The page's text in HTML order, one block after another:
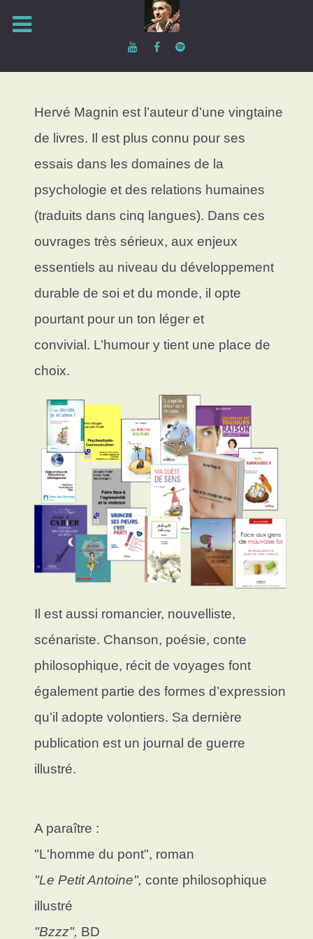
Hervé Magnin est l’auteur d’une vingtaine
de livres. Il est plus connu pour ses
essais dans les domaines de la
psychologie et des relations humaines
(traduits dans cinq langues). Dans ces
ouvrages très sérieux, aux enjeux
essentiels au niveau du développement
durable de soi et du monde, il opte
pourtant pour un ton léger et
convivial. L’humour y tient une place de
choix.
Il est aussi romancier, nouvelliste,
scénariste. Chanson, poésie, conte
philosophique, récit de voyages font
également partie des formes d’expression
qu’il adopte volontiers. Sa dernière
publication est un journal de guerre
illustré.
A paraître :
"L'homme du pont", roman
"Le Petit Antoine", conte philosophique
illustré
"Bzzz", BD